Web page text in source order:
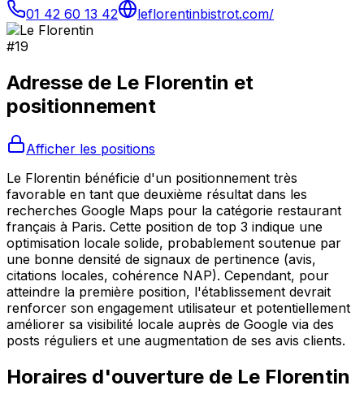
01 42 60 13 42
leflorentinbistrot.com/
#19
Adresse de Le Florentin et
positionnement
Afficher les positions
Le Florentin bénéficie d'un positionnement très
favorable en tant que deuxième résultat dans les
recherches Google Maps pour la catégorie restaurant
français à Paris. Cette position de top 3 indique une
optimisation locale solide, probablement soutenue par
une bonne densité de signaux de pertinence (avis,
citations locales, cohérence NAP). Cependant, pour
atteindre la première position, l'établissement devrait
renforcer son engagement utilisateur et potentiellement
améliorer sa visibilité locale auprès de Google via des
posts réguliers et une augmentation de ses avis clients.
Horaires d'ouverture de Le Florentin